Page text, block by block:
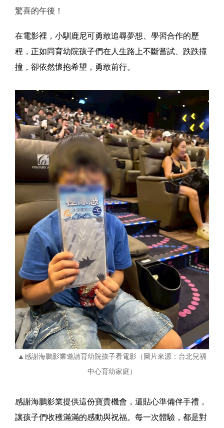
驚喜的午後！
在電影裡，小馴鹿尼可勇敢追尋夢想、學習合作的歷
程，正如同育幼院孩子們在人生路上不斷嘗試、跌跌撞
撞，卻依然懷抱希望，勇敢前行。
▲感謝海鵬影業邀請育幼院孩子看電影（圖片來源：台北兒福
中心育幼家庭）
感謝海鵬影業提供這份寶貴機會，還貼心準備伴手禮，
讓孩子們收穫滿滿的感動與祝福。每一次體驗，都是對